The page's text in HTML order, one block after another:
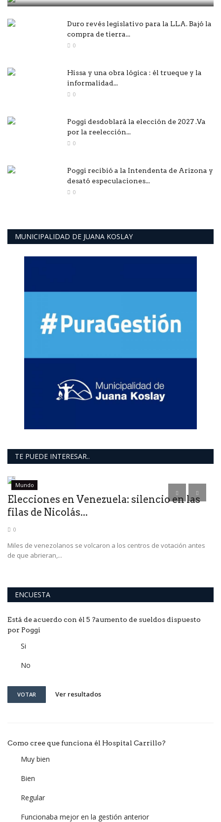
Duro revés legislativo para la LLA. Bajó la
compra de tierra...
0
Hissa y una obra lógica : él trueque y la
informalidad...
0
Poggi desdoblará la elección de 2027 .Va
por la reelección...
0
Poggi recibió a la Intendenta de Arizona y
desató especulaciones...
0
MUNICIPALIDAD DE JUANA KOSLAY
TE PUEDE INTERESAR..
Mundo
Elecciones en Venezuela: silencio en las
filas de Nicolás...
0
Miles de venezolanos se volcaron a los centros de votación antes
de que abrieran,...
ENCUESTA
Está de acuerdo con él 5 ?aumento de sueldos dispuesto
por Poggi
Si
No
VOTAR Ver resultados
Como cree que funciona él Hospital Carrillo?
Muy bien
Bien
Regular
Funcionaba mejor en la gestión anterior